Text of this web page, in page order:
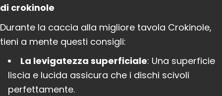
di crokinole
Durante la caccia alla migliore tavola Crokinole,
tieni a mente questi consigli:
La levigatezza superficiale: Una superficie
liscia e lucida assicura che i dischi scivoli
perfettamente.